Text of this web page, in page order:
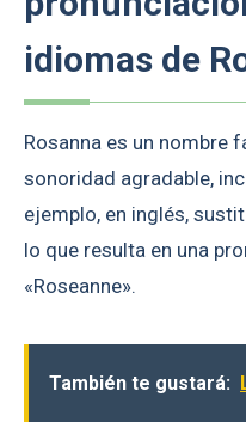
idiomas de
Rosanna es un nombre
sonoridad agradable,
ejemplo, en inglés,
lo que resulta en una
«Roseanne».
También te gustará: